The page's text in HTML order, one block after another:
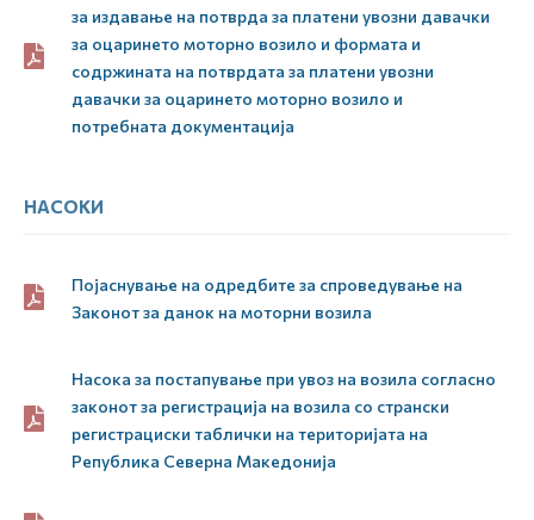
за издавање на потврда за платени увозни давачки
за оцаринето моторно возило и формата и
содржината на потврдата за платени увозни
давачки за оцаринето моторно возило и
потребната документација
НАСОКИ
Појаснување на одредбите за спроведување на
Законот за данок на моторни возила
Насока за постапување при увоз на возила согласно
законот за регистрација на возила со странски
регистрациски таблички на територијата на
Република Северна Македонија